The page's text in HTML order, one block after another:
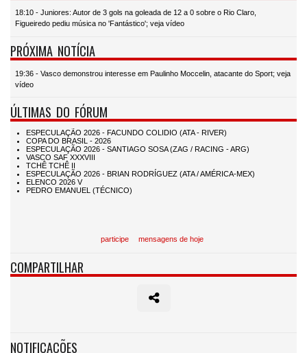
18:10 - Juniores: Autor de 3 gols na goleada de 12 a 0 sobre o Rio Claro,
Figueiredo pediu música no 'Fantástico'; veja vídeo
PRÓXIMA NOTÍCIA
19:36 - Vasco demonstrou interesse em Paulinho Moccelin, atacante do Sport; veja
vídeo
ÚLTIMAS DO FÓRUM
participe mensagens de hoje
COMPARTILHAR
NOTIFICAÇÕES